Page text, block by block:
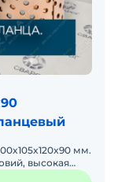
мм.
высокая
повышенными